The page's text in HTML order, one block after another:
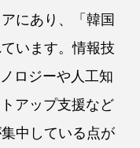
にあり、「韓国
います。情報技
ロジーや人工知
アップ支援など
中している点が